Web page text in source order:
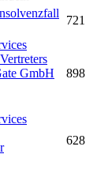
721
GmbH
898
628